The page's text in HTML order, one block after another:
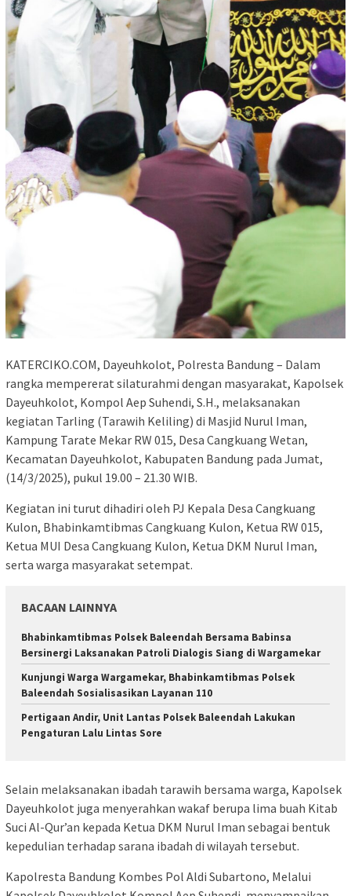
KATERCIKO.COM, Dayeuhkolot, Polresta Bandung – Dalam
rangka mempererat silaturahmi dengan masyarakat, Kapolsek
Dayeuhkolot, Kompol Aep Suhendi, S.H., melaksanakan
kegiatan Tarling (Tarawih Keliling) di Masjid Nurul Iman,
Kampung Tarate Mekar RW 015, Desa Cangkuang Wetan,
Kecamatan Dayeuhkolot, Kabupaten Bandung pada Jumat,
(14/3/2025), pukul 19.00 – 21.30 WIB.
Kegiatan ini turut dihadiri oleh PJ Kepala Desa Cangkuang
Kulon, Bhabinkamtibmas Cangkuang Kulon, Ketua RW 015,
Ketua MUI Desa Cangkuang Kulon, Ketua DKM Nurul Iman,
serta warga masyarakat setempat.
BACAAN LAINNYA
Bhabinkamtibmas Polsek Baleendah Bersama Babinsa
Bersinergi Laksanakan Patroli Dialogis Siang di Wargamekar
Kunjungi Warga Wargamekar, Bhabinkamtibmas Polsek
Baleendah Sosialisasikan Layanan 110
Pertigaan Andir, Unit Lantas Polsek Baleendah Lakukan
Pengaturan Lalu Lintas Sore
Selain melaksanakan ibadah tarawih bersama warga, Kapolsek
Dayeuhkolot juga menyerahkan wakaf berupa lima buah Kitab
Suci Al-Qur’an kepada Ketua DKM Nurul Iman sebagai bentuk
kepedulian terhadap sarana ibadah di wilayah tersebut.
Kapolresta Bandung Kombes Pol Aldi Subartono, Melalui